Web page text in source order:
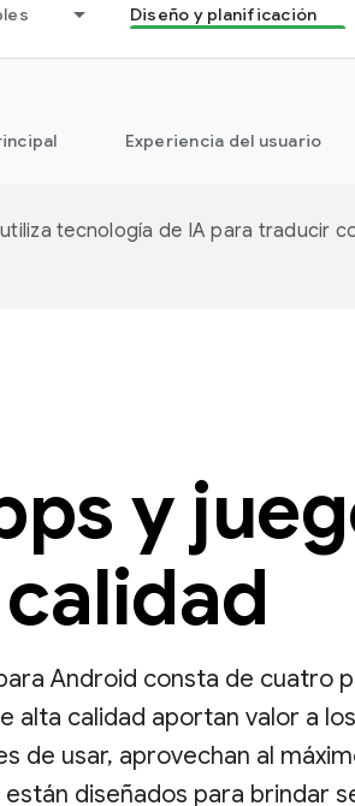
Diseño y planificación
Experiencia del usuario
tecnología de IA para traducir
y
Android consta de cuatro
alta calidad aportan valor a los
de usar, aprovechan al
diseñados para brindar